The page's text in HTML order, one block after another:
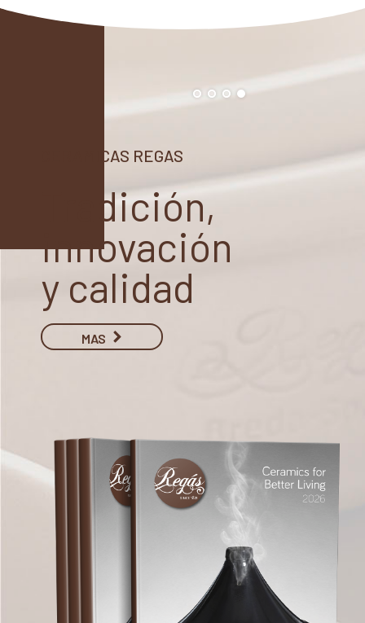
CERAMICAS REGAS
Tradición,
innovación
y calidad
MAS